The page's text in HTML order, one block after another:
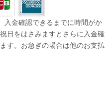
入金確認できるまでに時間がか
日をはさみますとさらに入金確
す。お急ぎの場合は他のお支払